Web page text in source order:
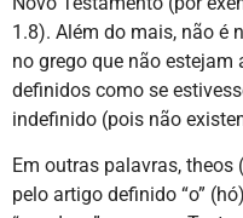
1.8). Além do mais, não é
no grego que não
definidos como se
indefinido (pois não
Em outras palavras, theos
pelo artigo definido “o”